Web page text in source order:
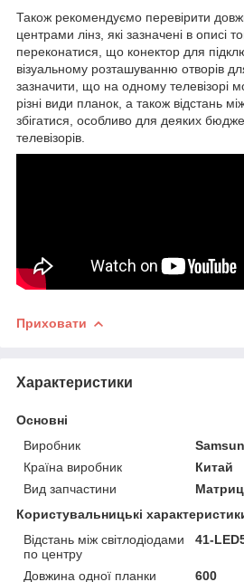
Також рекомендуємо перевірити
центрами лінз, які зазначені в описі
переконатися, що конектор для
візуальному розташуванню отворів
зазначити, що на одному телевізорі
різні види планок, а також відстань
збігатися, особливо для деяких
телевізорів.
Приховати
Характеристики
Основні
Виробник
Країна виробник
Китай
Вид запчастини
Користувальницькі
Відстань між світлодіодами
по центру
41-
Довжина одної планки
600